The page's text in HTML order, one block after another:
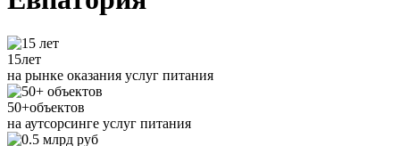
15лет
на рынке оказания услуг питания
50+объектов
на аутсорсинге услуг питания